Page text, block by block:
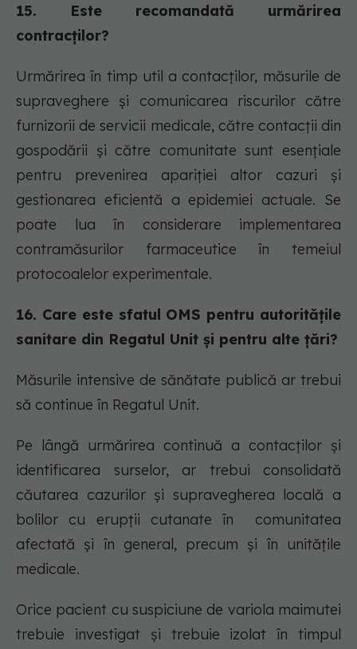
15. Este recomandată urmărirea
contracților?
Urmărirea în timp util a contacților, măsurile de
supraveghere și comunicarea riscurilor către
furnizorii de servicii medicale, către contacții din
gospodării și către comunitate sunt esențiale
pentru prevenirea apariției altor cazuri și
gestionarea eficientă a epidemiei actuale. Se
poate lua în considerare implementarea
contramăsurilor farmaceutice în temeiul
protocoalelor experimentale.
16. Care este sfatul OMS pentru autoritățile
sanitare din Regatul Unit și pentru alte țări?
Măsurile intensive de sănătate publică ar trebui
să continue în Regatul Unit.
Pe lângă urmărirea continuă a contacților și
identificarea surselor, ar trebui consolidată
căutarea cazurilor și supravegherea locală a
bolilor cu erupții cutanate în comunitatea
afectată și în general, precum și în unitățile
medicale.
Orice pacient cu suspiciune de variola maimutei
trebuie investigat și trebuie izolat în timpul